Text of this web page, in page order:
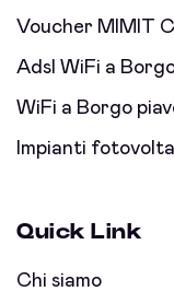
Voucher MIMIT
Adsl WiFi a
WiFi a Borgo
Impianti
Quick Link
Chi siamo